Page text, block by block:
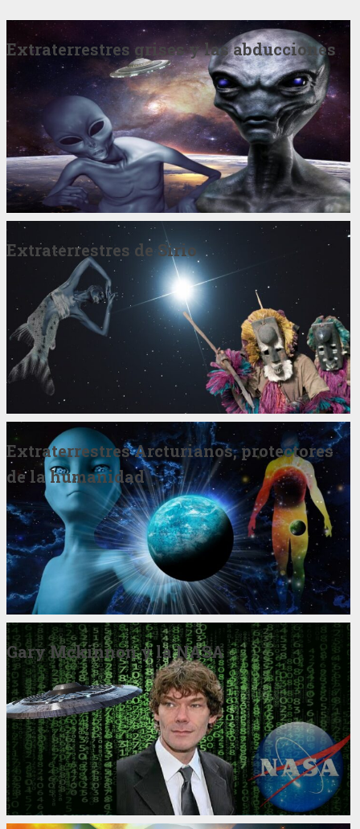
Extraterrestres grises y las abducciones
Extraterrestres de Sirio
Extraterrestres Arcturianos, protectores
de la humanidad
Gary Mckinnon y la NASA